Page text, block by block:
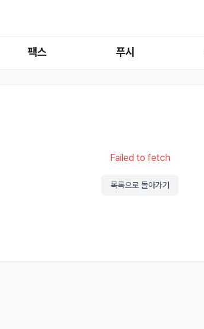
팩스 푸시
Failed to fetch
목록으로 돌아가기